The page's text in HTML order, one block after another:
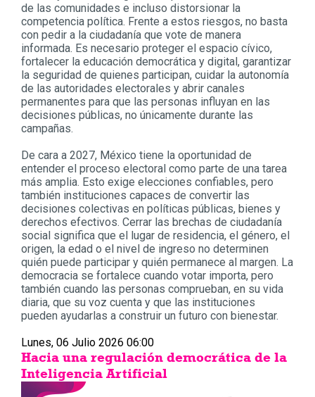
de las comunidades e incluso distorsionar la
competencia política. Frente a estos riesgos, no basta
con pedir a la ciudadanía que vote de manera
informada. Es necesario proteger el espacio cívico,
fortalecer la educación democrática y digital, garantizar
la seguridad de quienes participan, cuidar la autonomía
de las autoridades electorales y abrir canales
permanentes para que las personas influyan en las
decisiones públicas, no únicamente durante las
campañas.
De cara a 2027, México tiene la oportunidad de
entender el proceso electoral como parte de una tarea
más amplia. Esto exige elecciones confiables, pero
también instituciones capaces de convertir las
decisiones colectivas en políticas públicas, bienes y
derechos efectivos. Cerrar las brechas de ciudadanía
social significa que el lugar de residencia, el género, el
origen, la edad o el nivel de ingreso no determinen
quién puede participar y quién permanece al margen. La
democracia se fortalece cuando votar importa, pero
también cuando las personas comprueban, en su vida
diaria, que su voz cuenta y que las instituciones
pueden ayudarlas a construir un futuro con bienestar.
Lunes, 06 Julio 2026 06:00
Hacia una regulación democrática de la
Inteligencia Artificial